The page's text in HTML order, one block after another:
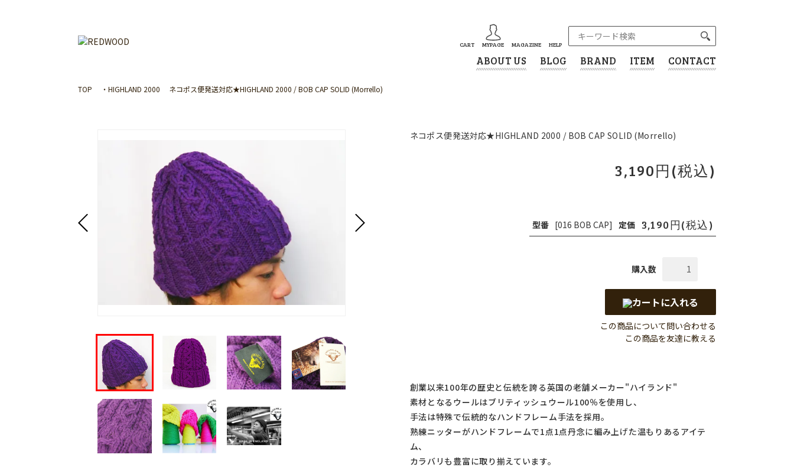
CART MYPAGE MAGAZINE HELP
ABOUT US BLOG BRAND ITEM CONTACT
TOP ・HIGHLAND 2000 ネコポス便発送対応★HIGHLAND 2000 / BOB CAP SOLID (Morrello)
ネコポス便発送対応★HIGHLAND 2000 / BOB CAP SOLID (Morrello)
3,190円(税込)
型番 [016 BOB CAP] 定価 3,190円(税込)
購入数
カートに入れる
この商品について問い合わせる
この商品を友達に教える
創業以来100年の歴史と伝統を誇る英国の老舗メーカー"ハイランド"
素材となるウールはブリティッシュウール100％を使用し、
手法は特殊で伝統的なハンドフレーム手法を採用。
熟練ニッターがハンドフレームで1点1点丹念に編み上げた温もりあるアイテ
ム、
カラバリも豊富に取り揃えています。